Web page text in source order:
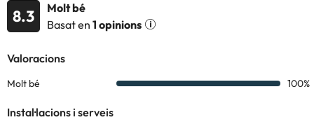
doble al saló menjador.
Estudi estàndard de 33 m2 (3 places):
saló - menjador.
habitació amb 1 llit de matrimoni + 1 sofà llit doble al saló
Apartament 1 dormitori de 53 m2 (6 places):
8.3
Molt bé
Basat en 1 opinions